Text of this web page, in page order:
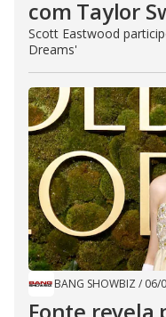
com Taylor
Scott Eastwood
Dreams'
BANG SHOWBIZ / 06/